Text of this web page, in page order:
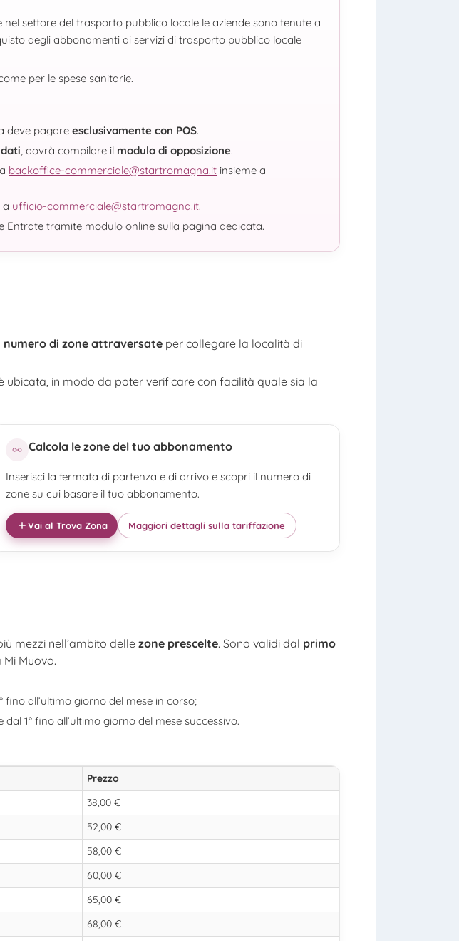
settore del trasporto pubblico locale le aziende sono tenute a
degli abbonamenti ai servizi di trasporto pubblico locale
per le spese sanitarie.
deve pagareesclusivamente con POS.
, dovrà compilare il modulo di opposizione.
backoffice-commerciale@startromagna.it insieme a
a ufficio-commerciale@startromagna.it.
Entrate tramite modulo online sulla pagina dedicata.
numero di zone attraversate per collegare la località di
ubicata, in modo da poter verificare con facilità quale sia la
Calcola le zone del tuo abbonamento
Inserisci la fermata di partenza e di arrivo e scopri il numero di
zone su cui basare il tuo abbonamento.
Vai al Trova Zona Maggiori dettagli sulla tariffazione
mezzi nell’ambito delle zone prescelte. Sono validi dal primo
Muovo.
fino all’ultimo giorno del mese in corso;
1° fino all’ultimo giorno del mese successivo.
Prezzo
38,00 €
52,00 €
58,00 €
60,00 €
65,00 €
68,00 €